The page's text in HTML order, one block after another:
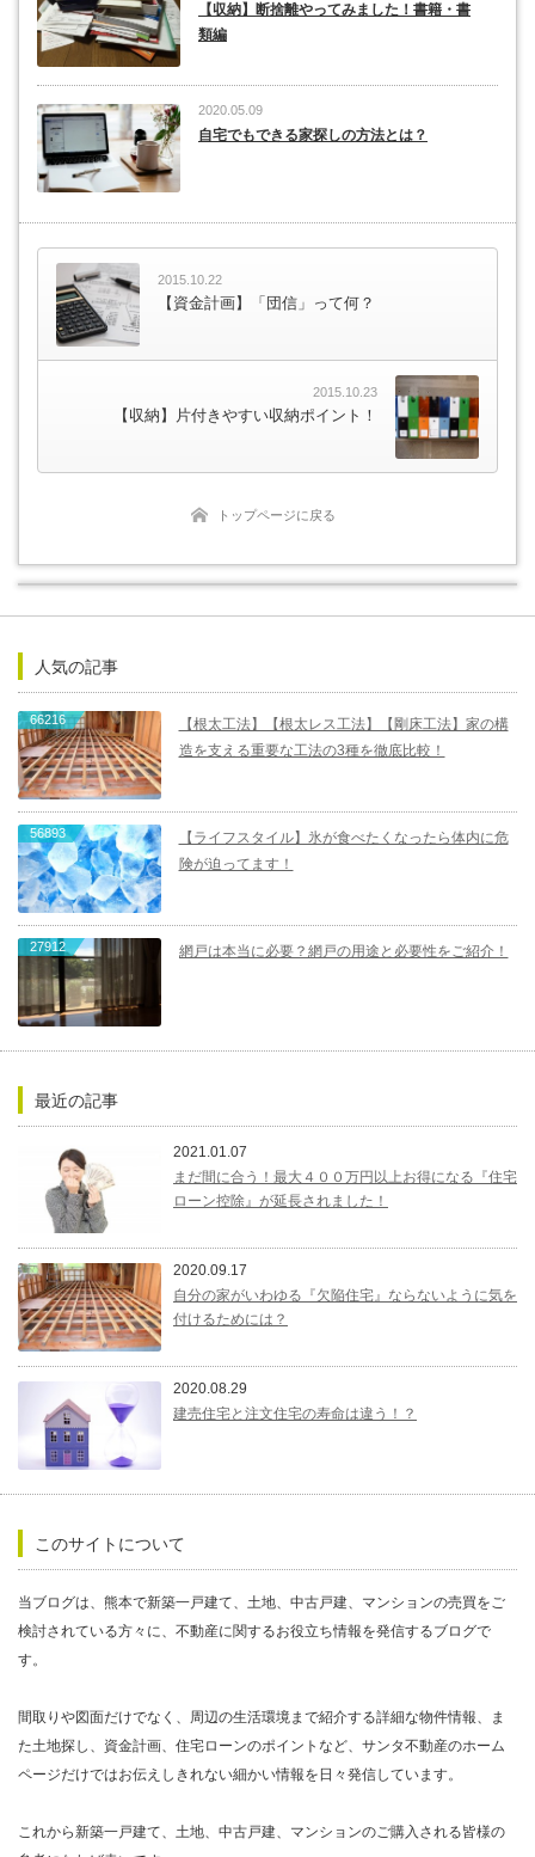
【収納】断捨離やってみました！書籍・書
類編
2020.05.09
自宅でもできる家探しの方法とは？
2015.10.22
【資金計画】「団信」って何？
2015.10.23
【収納】片付きやすい収納ポイント！
トップページに戻る
人気の記事
66216
【根太工法】【根太レス工法】【剛床工法】家の構
造を支える重要な工法の3種を徹底比較！
56893
【ライフスタイル】氷が食べたくなったら体内に危
険が迫ってます！
27912 網戸は本当に必要？網戸の用途と必要性をご紹介！
最近の記事
2021.01.07
まだ間に合う！最大４００万円以上お得になる『住宅
ローン控除』が延長されました！
2020.09.17
自分の家がいわゆる『欠陥住宅』ならないように気を
付けるためには？
2020.08.29
建売住宅と注文住宅の寿命は違う！？
このサイトについて
当ブログは、熊本で新築一戸建て、土地、中古戸建、マンションの売買をご
検討されている方々に、不動産に関するお役立ち情報を発信するブログで
す。
間取りや図面だけでなく、周辺の生活環境まで紹介する詳細な物件情報、ま
た土地探し、資金計画、住宅ローンのポイントなど、サンタ不動産のホーム
ページだけではお伝えしきれない細かい情報を日々発信しています。
これから新築一戸建て、土地、中古戸建、マンションのご購入される皆様の